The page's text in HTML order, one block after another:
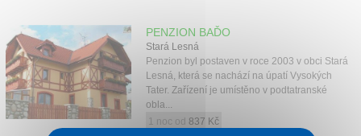
Před cestou
Atrakce
O nás
PENZION BAĎO
Stará Lesná
Penzion byl postaven v roce 2003 v obci Stará
Lesná, která se nachází na úpatí Vysokých
Tater. Zařízení je umístěno v podtatranské
obla...
1 noc od 837 Kč